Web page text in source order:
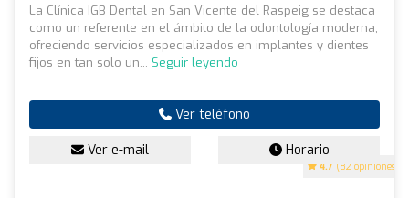
4.7 (82 opiniones)
La Clínica IGB Dental en San Vicente del Raspeig se destaca
como un referente en el ámbito de la odontología moderna,
ofreciendo servicios especializados en implantes y dientes
fijos en tan solo un... Seguir leyendo
Ver teléfono
Ver e-mail Horario